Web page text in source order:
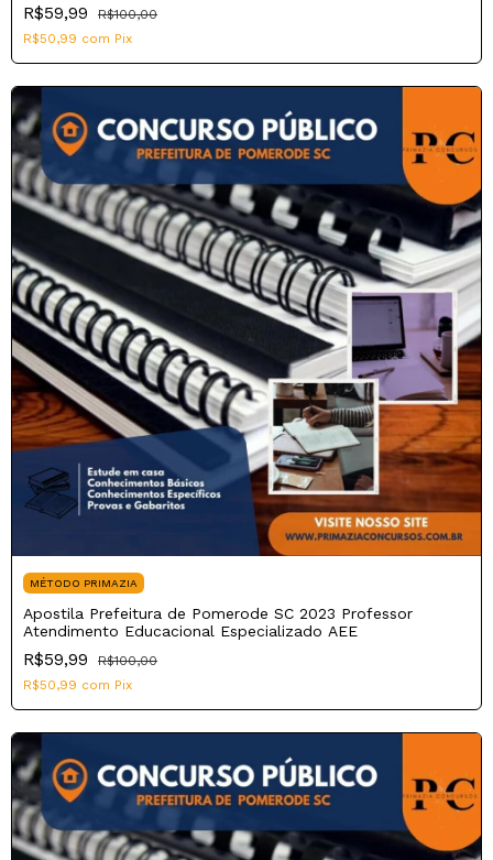
R$59,99
R$100,00
R$50,99 com Pix
MÉTODO PRIMAZIA
Apostila Prefeitura de Pomerode SC 2023 Professor
Atendimento Educacional Especializado AEE
R$59,99
R$100,00
R$50,99 com Pix